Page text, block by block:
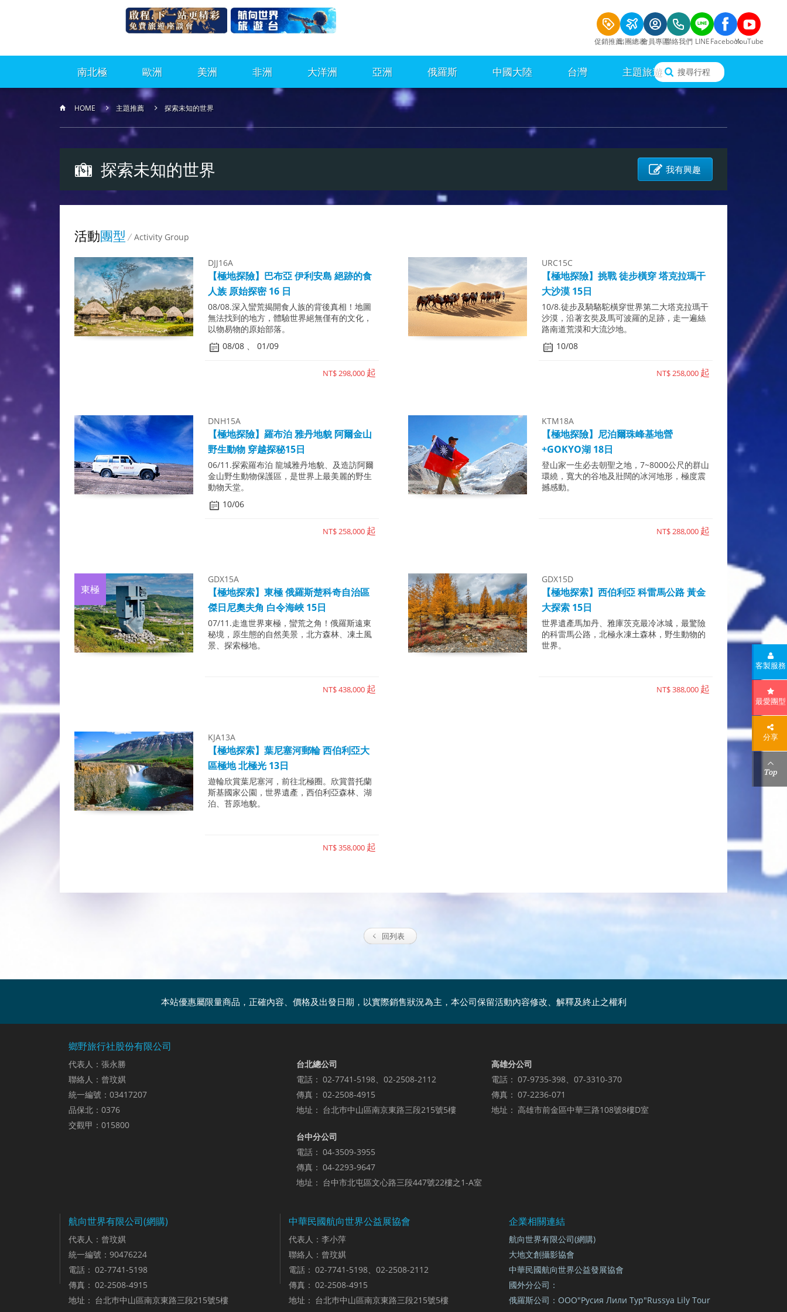
搜尋行程
南北極 歐洲 美洲 非洲 大洋洲 亞洲 俄羅斯 中國大陸 台灣 主題旅遊
促銷推薦出團總表會員專區聯絡我們 LINEFacebookYouTube
HOME 主題推薦 探索未知的世界
探索未知的世界 我有興趣
活動團型 Activity Group
DJJ16A
【極地探險】巴布亞 伊利安島 絕跡的食
人族 原始探密 16 日
08/08.深入蠻荒揭開食人族的背後真相！地圖
無法找到的地方，體驗世界絕無僅有的文化，
以物易物的原始部落。
08/08 、 01/09
NT$ 298,000 起
URC15C
【極地探險】挑戰 徒步橫穿 塔克拉瑪干
大沙漠 15日
10/8.徒步及騎駱駝橫穿世界第二大塔克拉瑪干
沙漠，沿著玄奘及馬可波羅的足跡，走一遍絲
路南道荒漠和大流沙地。
10/08
NT$ 258,000 起
DNH15A
【極地探險】羅布泊 雅丹地貌 阿爾金山
野生動物 穿越探秘15日
06/11.探索羅布泊 龍城雅丹地貌、及造訪阿爾
金山野生動物保護區，是世界上最美麗的野生
動物天堂。
10/06
NT$ 258,000 起
KTM18A
【極地探險】尼泊爾珠峰基地營
+GOKYO湖 18日
登山家一生必去朝聖之地，7~8000公尺的群山
環繞，寬大的谷地及壯闊的冰河地形，極度震
撼感動。
NT$ 288,000 起
東極
GDX15A
【極地探索】東極 俄羅斯楚科奇自治區
傑日尼奧夫角 白令海峽 15日
07/11.走進世界東極，蠻荒之角！俄羅斯遠東
秘境，原生態的自然美景，北方森林、凍土風
景、探索極地。
NT$ 438,000 起
GDX15D
【極地探索】西伯利亞 科雷馬公路 黃金
大探索 15日
世界遺產馬加丹、雅庫茨克最冷冰城，最驚險
的科雷馬公路，北極永凍土森林，野生動物的
世界。
NT$ 388,000 起
KJA13A
【極地探索】葉尼塞河郵輪 西伯利亞大
區極地 北極光 13日
遊輪欣賞葉尼塞河，前往北極圈。欣賞普托蘭
斯基國家公園，世界遺產，西伯利亞森林、湖
泊、苔原地貌。
NT$ 358,000 起
回列表
本站優惠屬限量商品，正確內容、價格及出發日期，以實際銷售狀況為主，本公司保留活動內容修改、解釋及終止之權利
鄉野旅行社股份有限公司
代表人：張永勝
聯絡人：曾玟娸
統一編號：03417207
品保北：0376
交觀甲：015800
台北總公司
電話： 02-7741-5198、02-2508-2112
傳真： 02-2508-4915
地址： 台北巿中山區南京東路三段215號5樓
高雄分公司
電話： 07-9735-398、07-3310-370
傳真： 07-2236-071
地址： 高雄市前金區中華三路108號8樓D室
台中分公司
電話： 04-3509-3955
傳真： 04-2293-9647
地址： 台中市北屯區文心路三段447號22樓之1-A室
航向世界有限公司(網購)
代表人：曾玟娸
統一編號：90476224
電話： 02-7741-5198
傳真： 02-2508-4915
地址： 台北巿中山區南京東路三段215號5樓
中華民國航向世界公益展協會
代表人：李小萍
聯絡人：曾玟娸
電話： 02-7741-5198、02-2508-2112
傳真： 02-2508-4915
地址： 台北巿中山區南京東路三段215號5樓
企業相關連結
航向世界有限公司(網購)
大地文創攝影協會
中華民國航向世界公益發展協會
國外分公司：
俄羅斯公司：ООО"Русия Лили Тур"Russya Lily Tour
客製服務
最愛團型
分享